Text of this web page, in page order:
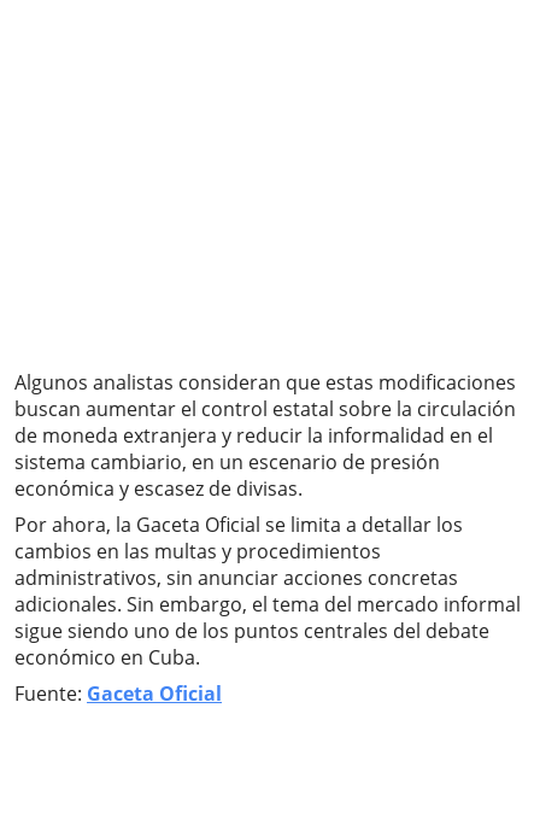
Algunos analistas consideran que estas modificaciones
buscan aumentar el control estatal sobre la circulación
de moneda extranjera y reducir la informalidad en el
sistema cambiario, en un escenario de presión
económica y escasez de divisas.
Por ahora, la Gaceta Oficial se limita a detallar los
cambios en las multas y procedimientos
administrativos, sin anunciar acciones concretas
adicionales. Sin embargo, el tema del mercado informal
sigue siendo uno de los puntos centrales del debate
económico en Cuba.
Fuente: Gaceta Oficial